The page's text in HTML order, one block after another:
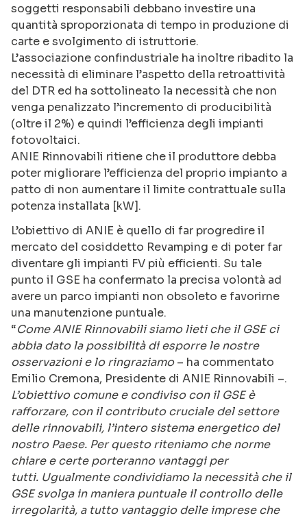
soggetti responsabili debbano investire una
quantità sproporzionata di tempo in produzione di
carte e svolgimento di istruttorie.
L’associazione confindustriale ha inoltre ribadito la
necessità di eliminare l’aspetto della retroattività
del DTR ed ha sottolineato la necessità che non
venga penalizzato l’incremento di producibilità
(oltre il 2%) e quindi l’efficienza degli impianti
fotovoltaici.
ANIE Rinnovabili ritiene che il produttore debba
poter migliorare l’efficienza del proprio impianto a
patto di non aumentare il limite contrattuale sulla
potenza installata [kW].
L’obiettivo di ANIE è quello di far progredire il
mercato del cosiddetto Revamping e di poter far
diventare gli impianti FV più efficienti. Su tale
punto il GSE ha confermato la precisa volontà ad
avere un parco impianti non obsoleto e favorirne
una manutenzione puntuale.
“Come ANIE Rinnovabili siamo lieti che il GSE ci
abbia dato la possibilità di esporre le nostre
osservazioni e lo ringraziamo– ha commentato
Emilio Cremona, Presidente di ANIE Rinnovabili –.
L’obiettivo comune e condiviso con il GSE è
rafforzare, con il contributo cruciale del settore
delle rinnovabili, l’intero sistema energetico del
nostro Paese. Per questo riteniamo che norme
chiare e certe porteranno vantaggi per
tutti. Ugualmente condividiamo la necessità che il
GSE svolga in maniera puntuale il controllo delle
irregolarità, a tutto vantaggio delle imprese che